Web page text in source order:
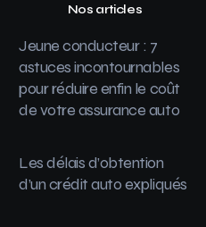
Nos articles
Jeune conducteur : 7
astuces incontournables
pour réduire enfin le coût
de votre assurance auto
Les délais d’obtention
d’un crédit auto expliqués